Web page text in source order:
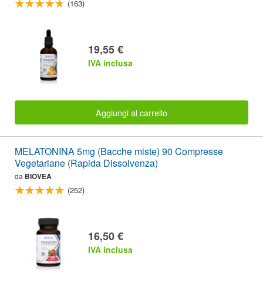
(163)
19,55 €
IVA inclusa
Aggiungi al carrello
MELATONINA 5mg (Bacche miste) 90 Compresse
Vegetariane (Rapida Dissolvenza)
da BIOVEA
(252)
16,50 €
IVA inclusa